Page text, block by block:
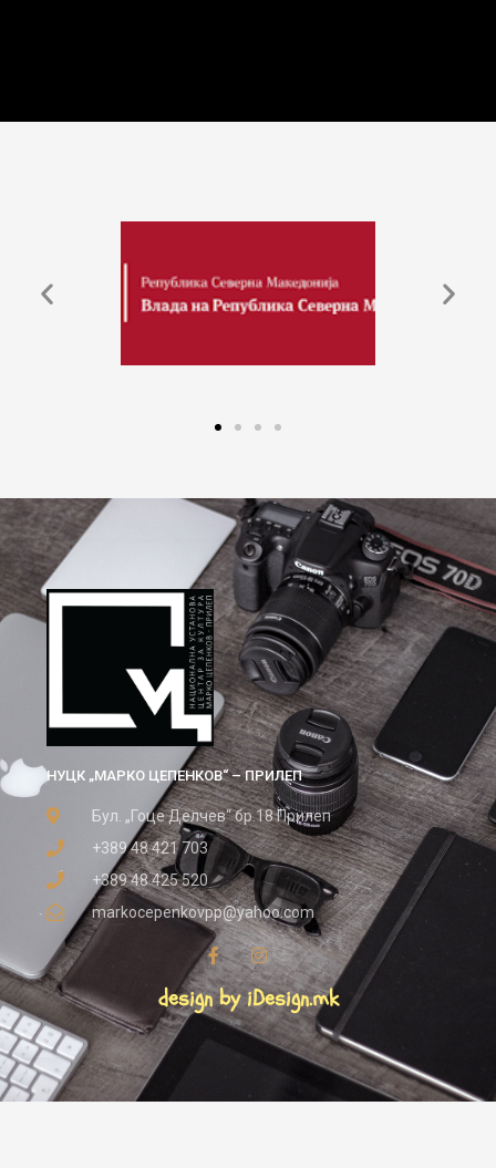
НУЦК „МАРКО ЦЕПЕНКОВ“ – ПРИЛЕП
Бул. „Гоце Делчев“ бр.18 Прилеп
+389 48 421 703
+389 48 425 520
markocepenkovpp@yahoo.com
design by iDesign.mk